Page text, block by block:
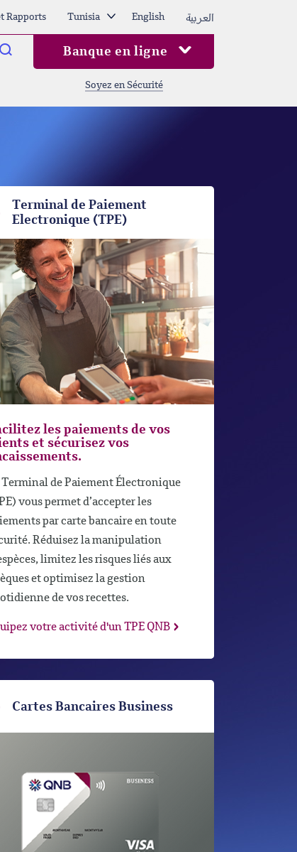
Rapports Tunisia English العربية
Arama Banque en ligne
Soyez en Sécurité
Terminal de Paiement
Electronique (TPE)
les paiements de vos
et sécurisez vos
Terminal de Paiement Électronique
vous permet d’accepter les
par carte bancaire en toute
Réduisez la manipulation
limitez les risques liés aux
et optimisez la gestion
de vos recettes.
votre activité d'un TPE QNB
Cartes Bancaires Business